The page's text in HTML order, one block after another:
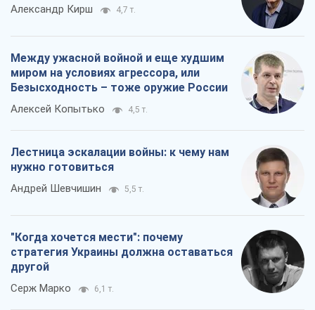
Александр Кирш 4,7 т.
Между ужасной войной и еще худшим
миром на условиях агрессора, или
Безысходность – тоже оружие России
Алексей Копытько 4,5 т.
Лестница эскалации войны: к чему нам
нужно готовиться
Андрей Шевчишин 5,5 т.
"Когда хочется мести": почему
стратегия Украины должна оставаться
другой
Серж Марко 6,1 т.